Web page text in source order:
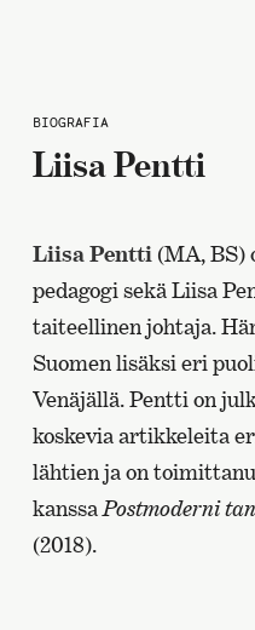
BIOGRAFIA
Liisa Pentti
Liisa Pentti (MA, BS)
pedagogi sekä Liisa
taiteellinen johtaja.
Suomen lisäksi eri
Venäjällä. Pentti on
koskevia artikkeleita
lähtien ja on
kanssa Postmoderni
(2018).